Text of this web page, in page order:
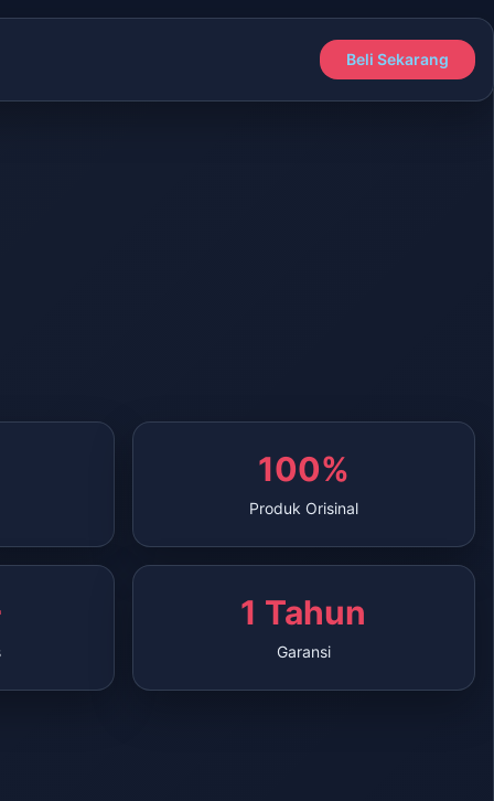
Beli Sekarang
100%
Produk Orisinal
1 Tahun
Garansi